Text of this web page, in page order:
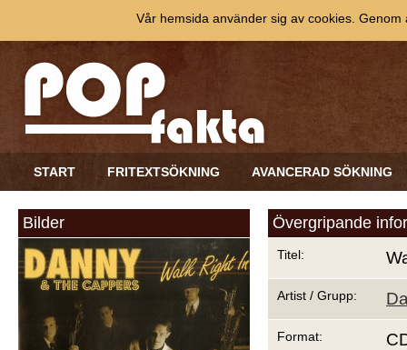
START FRITEXTSÖKNING AVANCERAD SÖKNING
Bilder Övergripande
Titel:
Artist / Grupp:
Format:
Vår hemsida använder sig av cookies.